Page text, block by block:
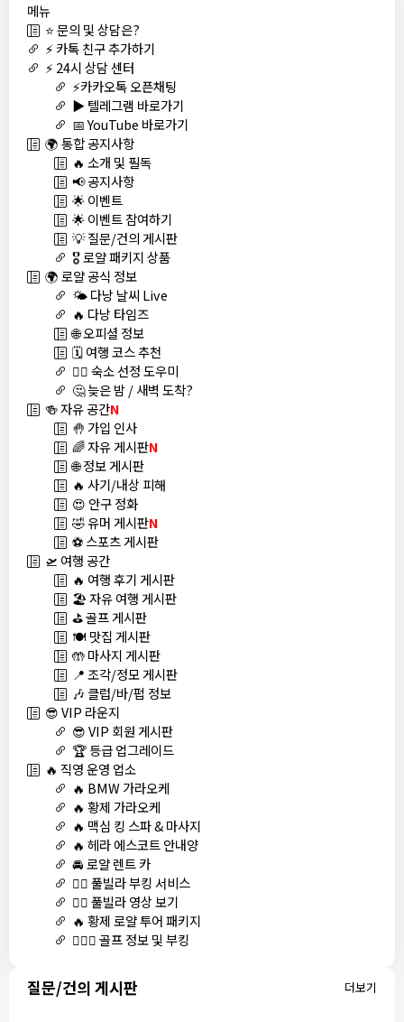
메뉴
⭐ 문의 및 상담은?
⚡ 카톡 친구 추가하기
⚡ 24시 상담 센터
⚡카카오톡 오픈채팅
▶️ 텔레그램 바로가기
📅 YouTube 바로가기
🌍 통합 공지사항
🔥 소개 및 필독
📢 공지사항
🌟 이벤트
🌟 이벤트 참여하기
💡 질문/건의 게시판
🎖️ 로얄 패키지 상품
🌍 로얄 공식 정보
🌤️ 다낭 날씨 Live
🔥 다낭 타임즈
🌐 오피셜 정보
🗓️ 여행 코스 추천
🏊‍♀️ 숙소 선정 도우미
🤔 늦은 밤 / 새벽 도착?
🍻 자유 공간N
🤚 가입 인사
🌈 자유 게시판N
🌐 정보 게시판
🔥 사기/내상 피해
😍 안구 정화
🤣 유머 게시판N
⚽ 스포츠 게시판
🛫 여행 공간
🔥 여행 후기 게시판
🏖️ 자유 여행 게시판
⛳ 골프 게시판
🍽️ 맛집 게시판
🤲 마사지 게시판
📍 조각/정모 게시판
🎶 클럽/바/펍 정보
😎 VIP 라운지
😎 VIP 회원 게시판
🏆 등급 업그레이드
🔥 직영 운영 업소
🔥 BMW 가라오케
🔥 황제 가라오케
🔥 맥심 킹 스파 & 마사지
🔥 헤라 에스코트 안내양
🚘 로얄 렌트 카
🏊‍♀️ 풀빌라 부킹 서비스
🏊‍♀️ 풀빌라 영상 보기
🔥 황제 로얄 투어 패키지
🏌🏻‍♂️ 골프 정보 및 부킹
질문/건의 게시판 더보기